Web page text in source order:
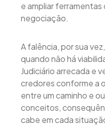
e ampliar
negociação.
A falência, por sua
quando não há
Judiciário arrecada e
credores conforme a
entre um caminho e
conceitos,
cabe em cada